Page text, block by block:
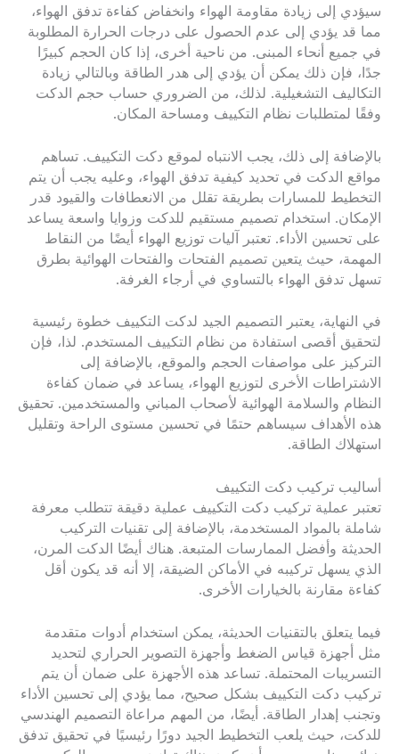
سيؤدي إلى زيادة مقاومة الهواء وانخفاض كفاءة تدفق الهواء،
مما قد يؤدي إلى عدم الحصول على درجات الحرارة المطلوبة
في جميع أنحاء المبنى. من ناحية أخرى، إذا كان الحجم كبيرًا
جدًا، فإن ذلك يمكن أن يؤدي إلى هدر الطاقة وبالتالي زيادة
التكاليف التشغيلية. لذلك، من الضروري حساب حجم الدكت
وفقًا لمتطلبات نظام التكييف ومساحة المكان.
بالإضافة إلى ذلك، يجب الانتباه لموقع دكت التكييف. تساهم
مواقع الدكت في تحديد كيفية تدفق الهواء، وعليه يجب أن يتم
التخطيط للمسارات بطريقة تقلل من الانعطافات والقيود قدر
الإمكان. استخدام تصميم مستقيم للدكت وزوايا واسعة يساعد
على تحسين الأداء. تعتبر آليات توزيع الهواء أيضًا من النقاط
المهمة، حيث يتعين تصميم الفتحات والفتحات الهوائية بطرق
تسهل تدفق الهواء بالتساوي في أرجاء الغرفة.
في النهاية، يعتبر التصميم الجيد لدكت التكييف خطوة رئيسية
لتحقيق أقصى استفادة من نظام التكييف المستخدم. لذا، فإن
التركيز على مواصفات الحجم والموقع، بالإضافة إلى
الاشتراطات الأخرى لتوزيع الهواء، يساعد في ضمان كفاءة
النظام والسلامة الهوائية لأصحاب المباني والمستخدمين. تحقيق
هذه الأهداف سيساهم حتمًا في تحسين مستوى الراحة وتقليل
استهلاك الطاقة.
أساليب تركيب دكت التكييف
تعتبر عملية تركيب دكت التكييف عملية دقيقة تتطلب معرفة
شاملة بالمواد المستخدمة، بالإضافة إلى تقنيات التركيب
الحديثة وأفضل الممارسات المتبعة. هناك أيضًا الدكت المرن،
الذي يسهل تركيبه في الأماكن الضيقة، إلا أنه قد يكون أقل
كفاءة مقارنة بالخيارات الأخرى.
فيما يتعلق بالتقنيات الحديثة، يمكن استخدام أدوات متقدمة
مثل أجهزة قياس الضغط وأجهزة التصوير الحراري لتحديد
التسريبات المحتملة. تساعد هذه الأجهزة على ضمان أن يتم
تركيب دكت التكييف بشكل صحيح، مما يؤدي إلى تحسين الأداء
وتجنب إهدار الطاقة. أيضًا، من المهم مراعاة التصميم الهندسي
للدكت، حيث يلعب التخطيط الجيد دورًا رئيسيًا في تحقيق تدفق